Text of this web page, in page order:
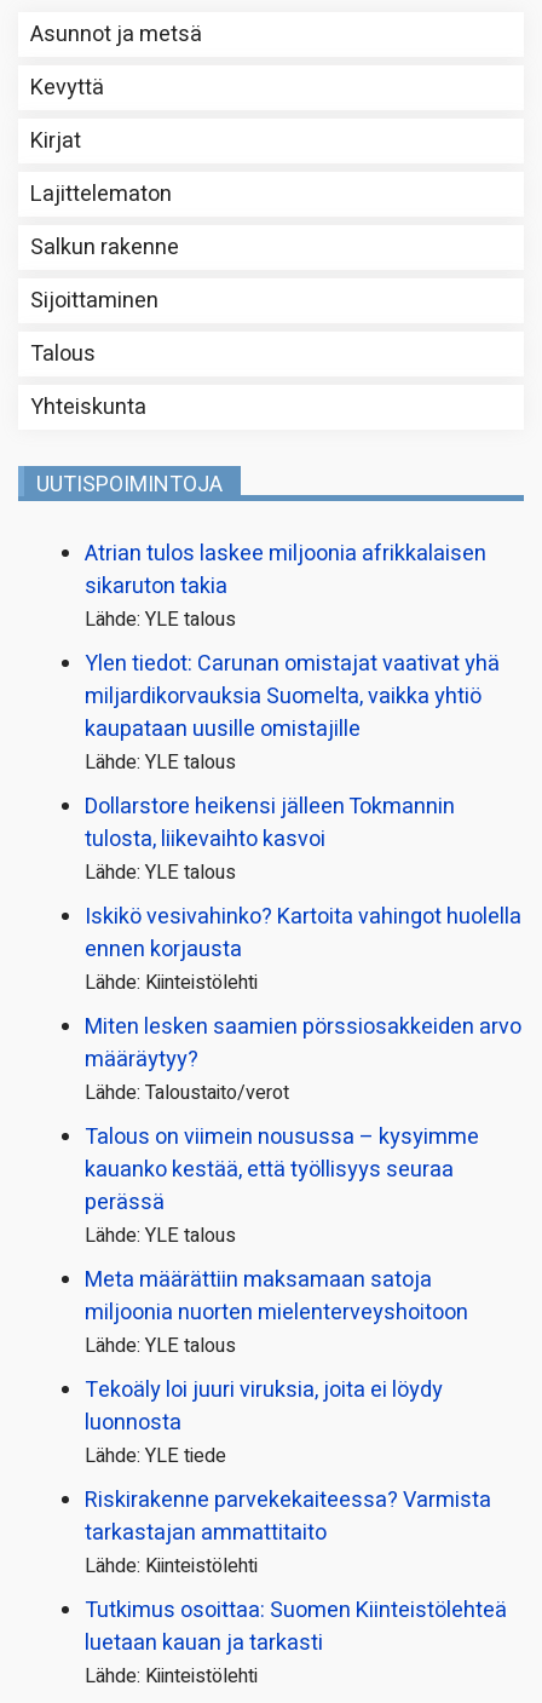
Asunnot ja metsä
Kevyttä
Kirjat
Lajittelematon
Salkun rakenne
Sijoittaminen
Talous
Yhteiskunta
UUTISPOIMINTOJA
Atrian tulos laskee miljoonia afrikkalaisen
sikaruton takia
Lähde: YLE talous
Ylen tiedot: Carunan omistajat vaativat yhä
miljardi­korvauksia Suomelta, vaikka yhtiö
kaupataan uusille omistajille
Lähde: YLE talous
Dollarstore heikensi jälleen Tokmannin
tulosta, liikevaihto kasvoi
Lähde: YLE talous
Iskikö vesivahinko? Kartoita vahingot huolella
ennen korjausta
Lähde: Kiinteistölehti
Miten lesken saamien pörssi­osakkeiden arvo
määräytyy?
Lähde: Taloustaito/verot
Talous on viimein nousussa – kysyimme
kauanko kestää, että työllisyys seuraa
perässä
Lähde: YLE talous
Meta määrättiin maksamaan satoja
miljoonia nuorten mielenterveyshoitoon
Lähde: YLE talous
Tekoäly loi juuri viruksia, joita ei löydy
luonnosta
Lähde: YLE tiede
Riskirakenne parvekekaiteessa? Varmista
tarkastajan ammattitaito
Lähde: Kiinteistölehti
Tutkimus osoittaa: Suomen Kiinteistölehteä
luetaan kauan ja tarkasti
Lähde: Kiinteistölehti